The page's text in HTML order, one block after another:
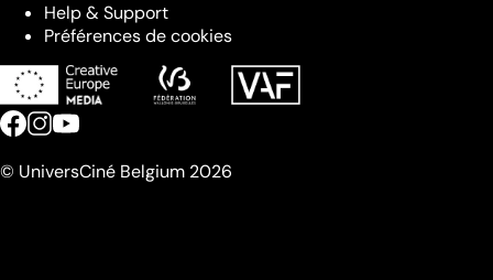
Help & Support
Préférences de cookies
© UniversCiné Belgium 2026